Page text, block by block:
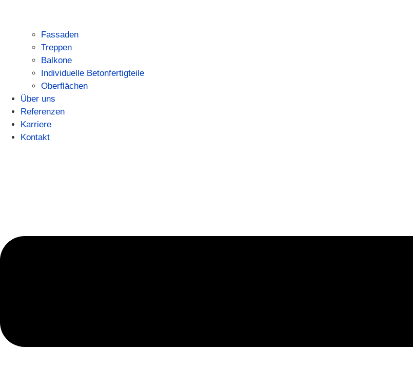
Fassaden
Treppen
Balkone
Individuelle Betonfertigteile
Oberflächen
Über uns
Referenzen
Karriere
Kontakt